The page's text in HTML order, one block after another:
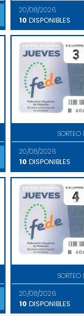
20/08/2026
10 DISPONIBLES
SORTEO
20/08/2026
10 DISPONIBLES
SORTEO
20/08/2026
10 DISPONIBLES